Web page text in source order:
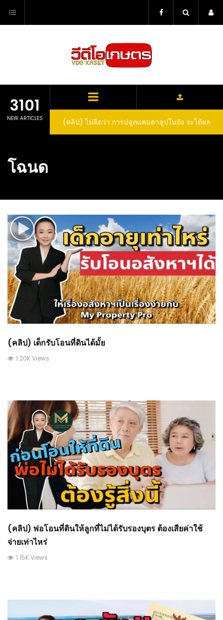
content
3101
NEW ARTICLES
(คลิป) ไม่คิดว่า การปลูกแคนตาลูปในถัง จะได้ผล
ลูกโตและหวานขนาดนี้ I didn’t expect that
(คลิป) วิธีทำไวน์สับปะรด Pineapple Wine
โฉนด
(คลิป) เด็กรับโอนที่ดินได้มั้ย
1.20K Views
(คลิป) พ่อโอนที่ดินให้ลูกที่ไม่ได้รับรองบุตร ต้องเสียค่าใช้
จ่ายเท่าไหร่
1.15K Views